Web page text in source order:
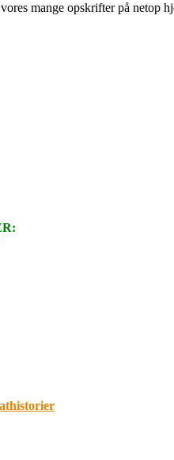
mange opskrifter på netop